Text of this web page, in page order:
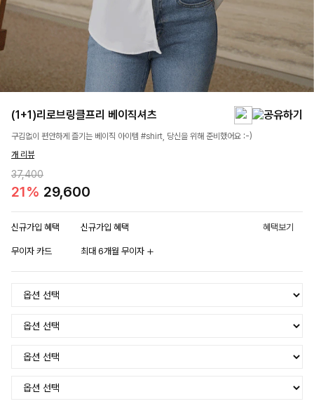
(1+1)리로브링클프리 베이직셔츠
구김없이 편안하게 즐기는 베이직 아이템 #shirt, 당신을 위해 준비했어요 :-)
개 리뷰
37,400
21% 29,600
신규가입 혜택 신규가입 혜택 혜택보기
무이자 카드 최대 6개월 무이자